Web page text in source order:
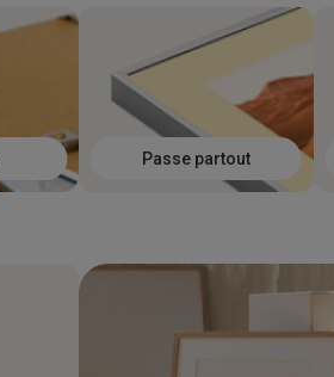
Passe partout